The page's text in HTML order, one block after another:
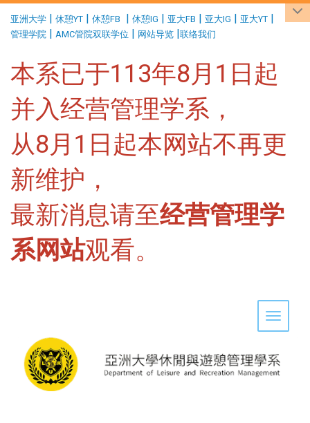
亚洲大学 | 休憩YT | 休憩FB | 休憩IG | 亚大FB | 亚大IG | 亚大YT |
管理学院 | AMC管院双联学位 | 网站导览 |联络我们
本系已于113年8月1日起
并入经营管理学系，
从8月1日起本网站不再更
新维护，
最新消息请至经营管理学
系网站观看。
Toggle